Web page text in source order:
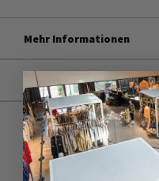
Mehr Informationen
Versand
ARTIKEL